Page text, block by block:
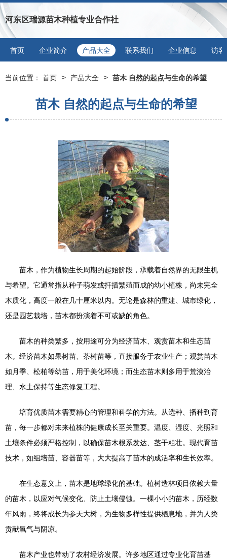
河东区瑞源苗木种植专业合作社
首页 企业简介 产品大全 联系我们 企业信息 访客
当前位置： 首页 > 产品大全 > 苗木 自然的起点与生命的希望
苗木 自然的起点与生命的希望
苗木，作为植物生长周期的起始阶段，承载着自然界的无限生机
与希望。它通常指从种子萌发或扦插繁殖而成的幼小植株，尚未完全
木质化，高度一般在几十厘米以内。无论是森林的重建、城市绿化，
还是园艺栽培，苗木都扮演着不可或缺的角色。
苗木的种类繁多，按用途可分为经济苗木、观赏苗木和生态苗
木。经济苗木如果树苗、茶树苗等，直接服务于农业生产；观赏苗木
如月季、松柏等幼苗，用于美化环境；而生态苗木则多用于荒漠治
理、水土保持等生态修复工程。
培育优质苗木需要精心的管理和科学的方法。从选种、播种到育
苗，每一步都对未来植株的健康成长至关重要。温度、湿度、光照和
土壤条件必须严格控制，以确保苗木根系发达、茎干粗壮。现代育苗
技术，如组培苗、容器苗等，大大提高了苗木的成活率和生长效率。
在生态意义上，苗木是地球绿化的基础。植树造林项目依赖大量
的苗木，以应对气候变化、防止土壤侵蚀。一棵小小的苗木，历经数
年风雨，终将成长为参天大树，为生物多样性提供栖息地，并为人类
贡献氧气与阴凉。
苗木产业也带动了农村经济发展。许多地区通过专业化育苗基